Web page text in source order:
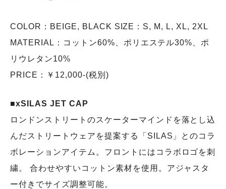
COLOR：BEIGE, BLACK SIZE：S, M, L, XL, 2XL
MATERIAL：コットン60%、ポリエステル30%、ポ
リウレタン10%
PRICE：￥12,000-(税別)
■xSILAS JET CAP
ロンドンストリートのスケーターマインドを落とし込
んだストリートウェアを提案する「SILAS」とのコラ
ボレーションアイテム。フロントにはコラボロゴを刺
繍。 合わせやすいコットン素材を使用。アジャスタ
ー付きでサイズ調整可能。